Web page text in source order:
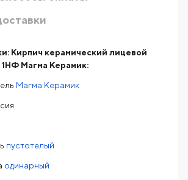
Кирпич керамический лицевой
Магма Керамик:
Магма Керамик
пустотелый
одинарный